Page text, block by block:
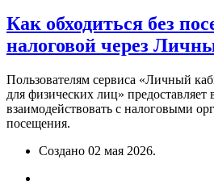
Как обходиться без
налоговой через
Пользователям сервиса «Личный
для физических лиц» предоставляет
взаимодействовать с налоговыми
посещения.
Создано 02 мая 2026.